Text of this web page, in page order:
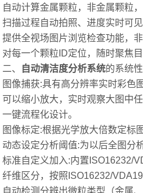
计算金属颗粒，非金属颗粒，
过程自动拍照、进度实时可见
全视场图片浏览检查功能，非
一个颗粒ID定位，随时聚焦目
、
自动清洁度分析系统的系统
捕获:具有高分辨率实时彩色图
缩小放大，实时观察大图中任
流程化设计。
标定:根据光学放大倍数定标图
设定分析阈值:为以后全图分析
自定义加入:内置ISO16232/
纤维区分，按照ISO16232/VDA19
检测分辨出微粒类型（金属、